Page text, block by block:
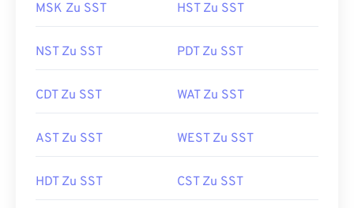
MSK Zu SST HST Zu SST
NST Zu SST PDT Zu SST
CDT Zu SST WAT Zu SST
AST Zu SST WEST Zu SST
HDT Zu SST CST Zu SST